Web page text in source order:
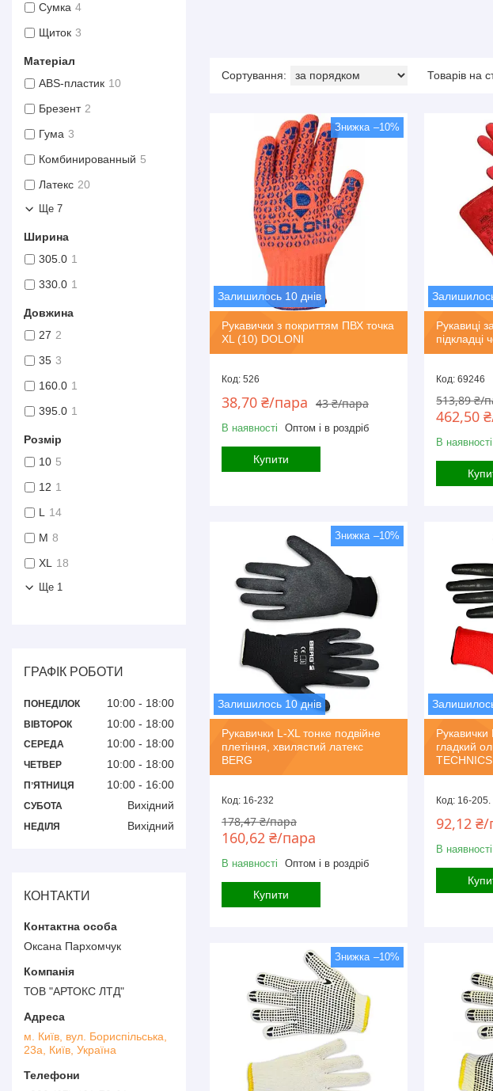
–10%
Залишилось 10 днів
Рукавички з покриттям ПВХ точка
XL (10) DOLONI
526
43 ₴/пара
38,70 ₴/пара
В наявності Оптом і в роздріб
Купити
Рукавиці
підкладці
69246
513,89 ₴/
462,50
В наявності
–10%
Залишилось 10 днів
Рукавички L-XL тонке подвійне
плетіння, хвилястий латекс
BERG
16-232
178,47 ₴/пара
160,62 ₴/пара
В наявності Оптом і в роздріб
Купити
Рукавички
гладкий
TECHNICS
16-205.
92,12
В наявності
–10%
Сумка 4
Щиток 3
Матеріал
ABS-пластик 10
Брезент 2
Гума 3
Комбинированный 5
Латекс 20
Ще 7
Ширина
305.0 1
330.0 1
Довжина
27 2
35 3
160.0 1
395.0 1
Розмір
10 5
12 1
L 14
M 8
XL 18
Ще 1
ГРАФІК РОБОТИ
ПОНЕДІЛОК 10:00 18:00
ВІВТОРОК 10:00 18:00
СЕРЕДА 10:00 18:00
ЧЕТВЕР 10:00 18:00
ПʼЯТНИЦЯ 10:00 16:00
СУБОТА Вихідний
НЕДІЛЯ Вихідний
КОНТАКТИ
Оксана Пархомчук
ТОВ "АРТОКС ЛТД"
м. Київ, вул. Бориспільська,
23а, Київ, Україна